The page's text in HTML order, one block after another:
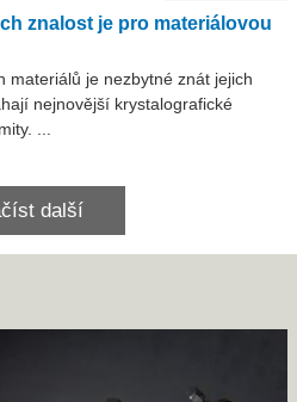
znalost je pro materiálovou
materiálů je nezbytné znát jejich
nejnovější krystalografické
...
další